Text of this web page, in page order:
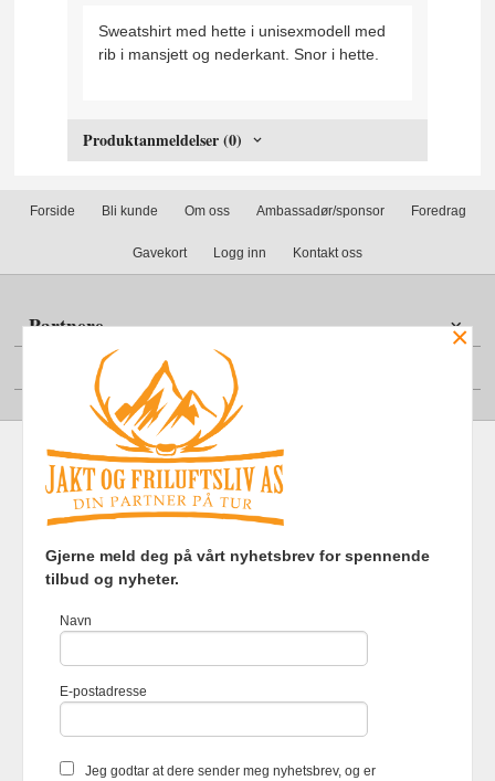
Sweatshirt med hette i unisexmodell med
rib i mansjett og nederkant. Snor i hette.
Produktanmeldelser (0)
Forside Bli kunde Om oss Ambassadør/sponsor Foredrag
Gavekort Logg inn Kontakt oss
Partnere
Din konto
Frakt Kjøpsbetingelser Sikkerhet og personvern
Nyhetsbrev
Foretaksregisteret 920903363
du får en bedre kjøpsopplevelse og
bruker cookies hovedsaklig til å
×
Gjerne meld deg på vårt nyhetsbrev for spennende
tilbud og nyheter.
Navn
E-postadresse
Jeg godtar at dere sender meg nyhetsbrev, og er